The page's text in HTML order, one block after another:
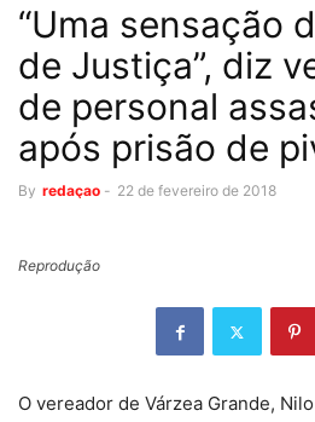
“Uma sensação
de Justiça”, diz
de personal
após prisão de
By redaçao - 22 de fevereiro de 2018
Reprodução
O vereador de Várzea Grande,